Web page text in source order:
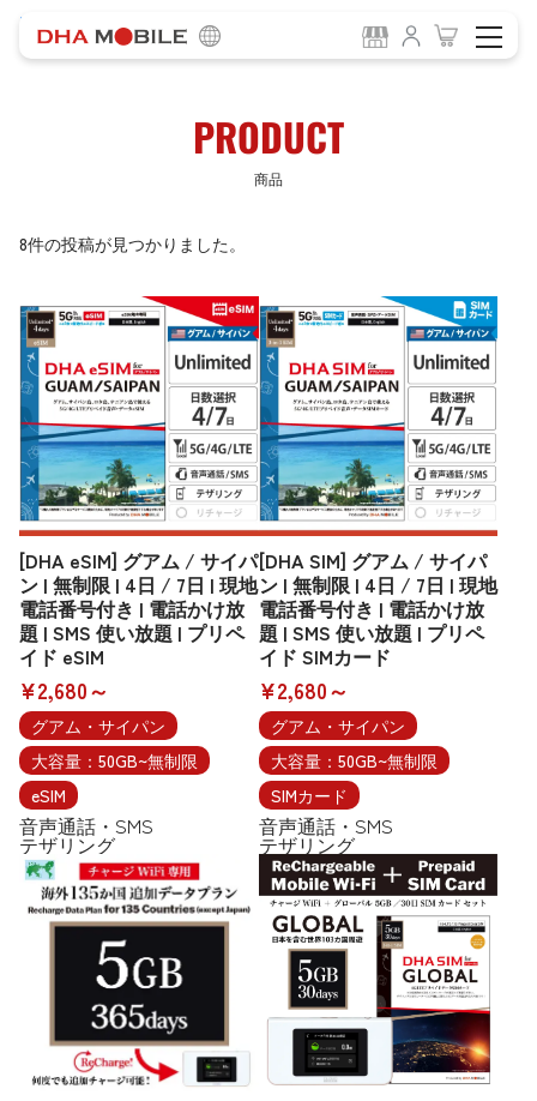
HOME
PRODUCT
商品
8件の投稿が見つかりました。
[DHA eSIM] グアム / サイパ
ン | 無制限 | 4日 / 7日 | 現地
電話番号付き | 電話かけ放
題 | SMS 使い放題 | プリペ
イド eSIM
¥2,680～
グアム・サイパン
大容量：50GB~無制限
eSIM
音声通話・SMS
テザリング
[DHA SIM] グアム / サイパ
ン | 無制限 | 4日 / 7日 | 現地
電話番号付き | 電話かけ放
題 | SMS 使い放題 | プリペ
イド SIMカード
¥2,680～
グアム・サイパン
大容量：50GB~無制限
SIMカード
音声通話・SMS
テザリング